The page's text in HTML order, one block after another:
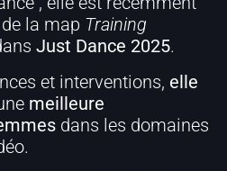
la map Training
Just Dance 2025.
et interventions, elle
meilleure
dans les domaines
.